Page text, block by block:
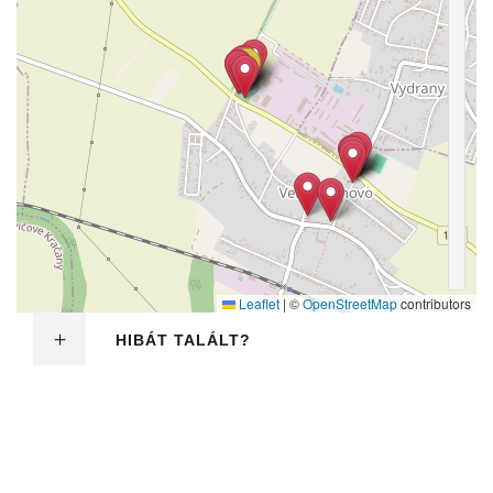
Leaflet | ©OpenStreetMapcontributors
HIBÁT TALÁLT?